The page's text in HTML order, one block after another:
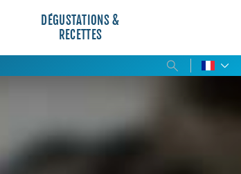
DÉGUSTATIONS &
RECETTES